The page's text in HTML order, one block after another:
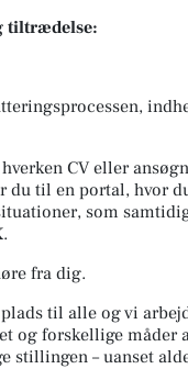
tiltrædelse:
CV eller
du til en portal, hvor
som
fra dig.
til alle og vi
og forskellige måder
stillingen – uanset